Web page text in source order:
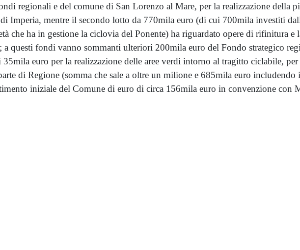
regionali e del comune di San Lorenzo al Mare, per la realizzazione della
Imperia, mentre il secondo lotto da 770mila euro (di cui 700mila investiti
che ha in gestione la ciclovia del Ponente) ha riguardato opere di rifinitura e
a questi fondi vanno sommanti ulteriori 200mila euro del Fondo strategico
euro per la realizzazione delle aree verdi intorno al tragitto ciclabile,
di Regione (somma che sale a oltre un milione e 685mila euro
iniziale del Comune di euro di circa 156mila euro in convenzione con